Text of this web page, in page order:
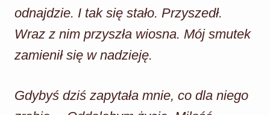
odnajdzie. I tak się stało. Przyszedł.
Wraz z nim przyszła wiosna. Mój smutek
zamienił się w nadzieję.
Gdybyś dziś zapytała mnie, co dla niego